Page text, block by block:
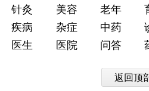
针灸
美容 老年
疾病
杂症 中药
医生
医院 问答
返回顶